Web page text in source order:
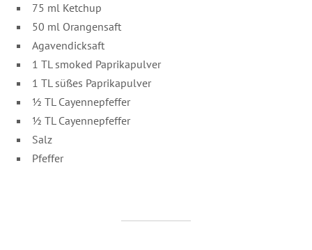
75 ml Ketchup
50 ml Orangensaft
Agavendicksaft
1 TL smoked Paprikapulver
1 TL süßes Paprikapulver
½ TL Cayennepfeffer
½ TL Cayennepfeffer
Salz
Pfeffer